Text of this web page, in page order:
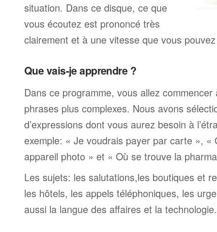
situation. Dans ce disque, ce que
vous écoutez est prononcé très
clairement et à une vitesse que vous
Que vais-je apprendre ?
Dans ce programme, vous allez
phrases plus complexes. Nous avons
d’expressions dont vous aurez besoin à
exemple: « Je voudrais payer par carte », «
appareil photo » et « Où se trouve la
Les sujets: les salutations,les boutiques et
les hôtels, les appels téléphoniques, les
aussi la langue des affaires et la technologie.